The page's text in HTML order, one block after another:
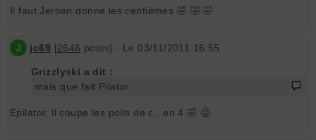
Il faut Jeroen donne les centièmes 🤣 🤣 🤣
J jc69 [2646 posts] - Le 03/11/2011 16:55
Grizzlyski a dit :
mais que fait Pilator
Epilator, il coupe les poils de c.. en 4 🤣 😜